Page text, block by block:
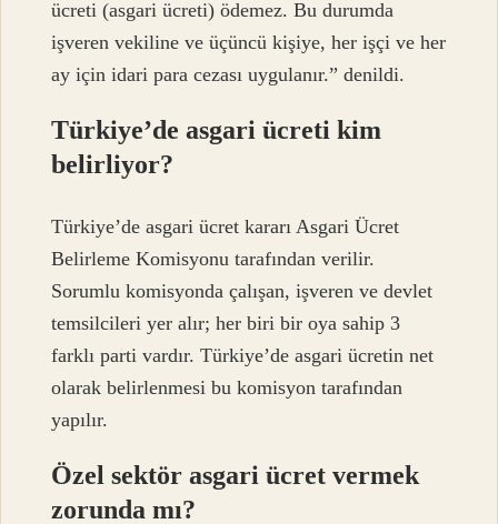
ücreti (asgari ücreti) ödemez. Bu durumda
işveren vekiline ve üçüncü kişiye, her işçi ve her
ay için idari para cezası uygulanır.” denildi.
Türkiye’de asgari ücreti kim
belirliyor?
Türkiye’de asgari ücret kararı Asgari Ücret
Belirleme Komisyonu tarafından verilir.
Sorumlu komisyonda çalışan, işveren ve devlet
temsilcileri yer alır; her biri bir oya sahip 3
farklı parti vardır. Türkiye’de asgari ücretin net
olarak belirlenmesi bu komisyon tarafından
yapılır.
Özel sektör asgari ücret vermek
zorunda mı?